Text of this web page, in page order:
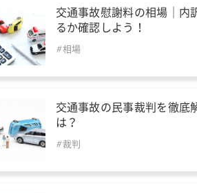
交通事故慰謝料の相場｜内
るか確認しよう！
相場
交通事故の民事裁判を徹底
は？
裁判